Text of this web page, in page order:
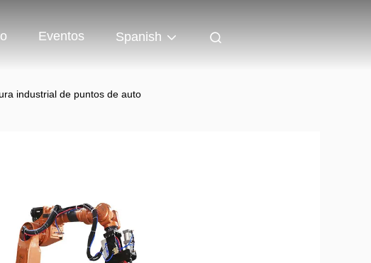
Eventos Spanish
industrial de puntos de auto